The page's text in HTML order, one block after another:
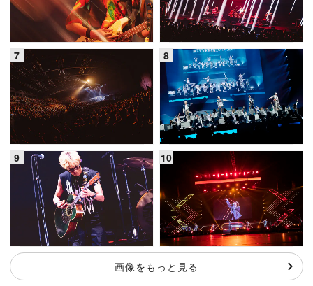
画像をもっと見る